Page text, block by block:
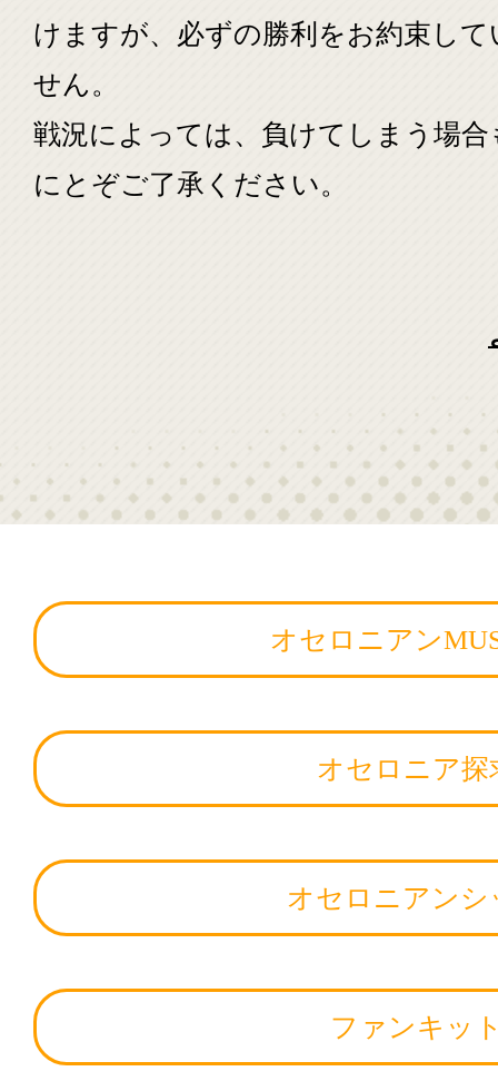
けますが、必ずの勝利をお約束し
せん。
戦況によっては、負けてしまう場
にとぞご了承ください。
オセロニアン
オセロニア探
オセロニアンシ
ファンキッ